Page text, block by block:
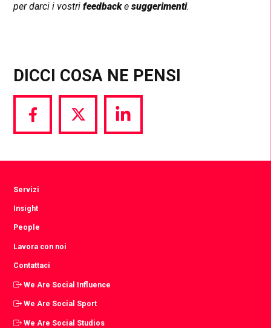
per darci i vostrifeedbackesuggerimenti.
DICCI COSA NE PENSI
Share
via
Share
via
Share
via
Servizi
Insight
People
Lavora con noi
Contattaci
We Are Social Influence
We Are Social Sport
We Are Social Studios